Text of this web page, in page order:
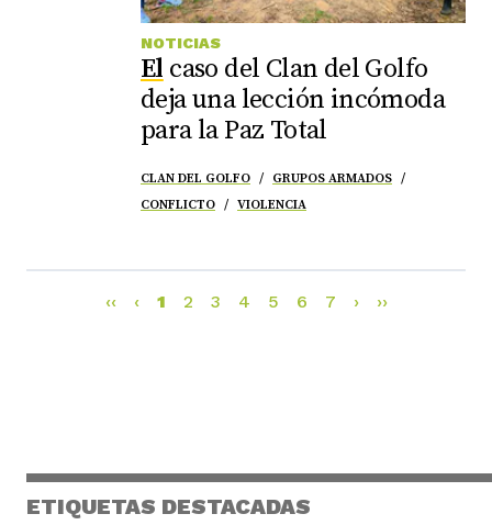
NOTICIAS
El caso del Clan del Golfo
deja una lección incómoda
para la Paz Total
CLAN DEL GOLFO
GRUPOS ARMADOS
CONFLICTO
VIOLENCIA
‹‹ ‹ 1 2 3 4 5 6 7 › ››
ETIQUETAS DESTACADAS